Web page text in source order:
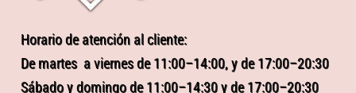
Horario de atención al cliente:
De martes a viernes de 11:00–14:00, y de 17:00–20:30
Sábado y domingo de 11:00–14:30 y de 17:00–20:30